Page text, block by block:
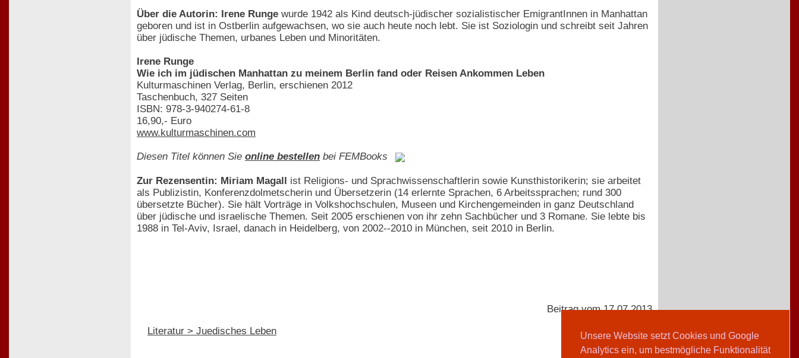
Unsere Website setzt Cookies und Google
Analytics ein, um bestmögliche Funktionalität
Über die Autorin: Irene Runge wurde 1942 als Kind deutsch-jüdischer sozialistischer EmigrantInnen in Manhattan
geboren und ist in Ostberlin aufgewachsen, wo sie auch heute noch lebt. Sie ist Soziologin und schreibt seit Jahren
über jüdische Themen, urbanes Leben und Minoritäten.
Irene Runge
Wie ich im jüdischen Manhattan zu meinem Berlin fand oder Reisen Ankommen Leben
Kulturmaschinen Verlag, Berlin, erschienen 2012
Taschenbuch, 327 Seiten
ISBN: 978-3-940274-61-8
16,90,- Euro
www.kulturmaschinen.com
Diesen Titel können Sie online bestellen bei FEMBooks
Zur Rezensentin: Miriam Magall ist Religions- und Sprachwissenschaftlerin sowie Kunsthistorikerin; sie arbeitet
als Publizistin, Konferenzdolmetscherin und Übersetzerin (14 erlernte Sprachen, 6 Arbeitssprachen; rund 300
übersetzte Bücher). Sie hält Vorträge in Volkshochschulen, Museen und Kirchengemeinden in ganz Deutschland
über jüdische und israelische Themen. Seit 2005 erschienen von ihr zehn Sachbücher und 3 Romane. Sie lebte bis
1988 in Tel-Aviv, Israel, danach in Heidelberg, von 2002--2010 in München, seit 2010 in Berlin.
Literatur > Juedisches Leben
Beitrag vom 17.07.2013